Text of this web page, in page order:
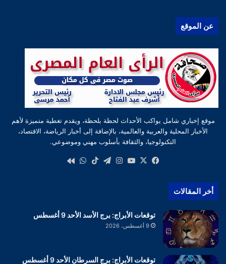
عن الموقع
موقع إخباري شامل يواكب الأحداث لحظة بلحظة، ويقدم تغطية متميزة لأهم
الأخبار المحلية والعربية والعالمية، بالإضافة إلى أخبار الرياضة، الاقتصاد،
التكنولوجيا، والثقافة بأسلوب مهني وموضوعي.
فيسبوك
‫X
‫YouTube
انستقرام
تيلقرام‫TikTokواتساب
أخر المقالات
توقعات الأبراج: برج الأسد الأحد 9 أغسطس
9 أغسطس، 2026
توقعات الأبراج: برج السرطان الأحد 9 أغسطس